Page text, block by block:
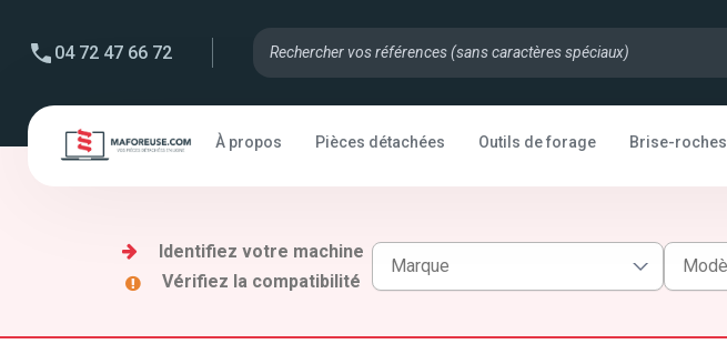
04 72 47 66 72
À propos Pièces détachées Outils de forage Brise-roches
Identifiez votre machine
Vérifiez la compatibilité